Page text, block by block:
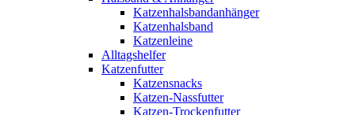
Katzenhalsbandanhänger
Katzenhalsband
Katzenleine
Alltagshelfer
Katzenfutter
Katzensnacks
Katzen-Nassfutter
Katzen-Trockenfutter